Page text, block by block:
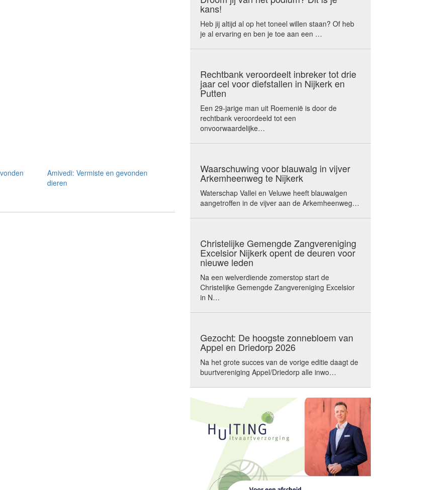
Amivedi: Vermiste en gevonden
dieren
kans!
Heb jij altijd al op het toneel willen staan? Of heb
je al ervaring en ben je toe aan een …
Rechtbank veroordeelt inbreker tot drie
jaar cel voor diefstallen in Nijkerk en
Putten
Een 29-jarige man uit Roemenië is door de
rechtbank veroordeeld tot een
onvoorwaardelijke…
Waarschuwing voor blauwalg in vijver
Arkemheenweg te Nijkerk
Waterschap Vallei en Veluwe heeft blauwalgen
aangetroffen in de vijver aan de Arkemheenweg…
Christelijke Gemengde Zangvereniging
Excelsior Nijkerk opent de deuren voor
nieuwe leden
Na een welverdiende zomerstop start de
Christelijke Gemengde Zangvereniging Excelsior
in N…
Gezocht: De hoogste zonnebloem van
Appel en Driedorp 2026
Na het grote succes van de vorige editie daagt de
buurtvereniging Appel/Driedorp alle inwo…